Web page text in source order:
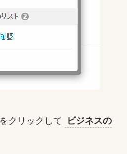
をクリックして
ビジネスの